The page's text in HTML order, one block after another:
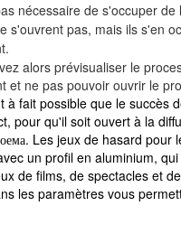
nécessaire de s'occuper de
s'ouvrent pas, mais ils s'en
alors prévisualiser le
et ne pas pouvoir ouvrir le
à fait possible que le succès
pour qu'il soit ouvert à la
Les jeux de hasard
un profil en aluminium,
de films, de spectacles et
les paramètres vous